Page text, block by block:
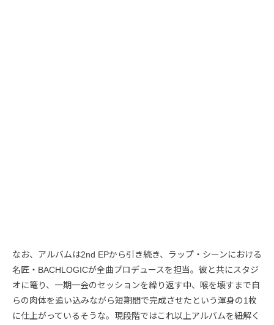
なお、アルバムは2nd EPから引き続き、ラップ・シーンにおける
名匠・BACHLOGICが全曲プロデュースを担当。彼と共にスタジ
オに篭り、一期一会のセッションを繰り返す中、喉を壊すまで自
らの肉体を追い込みながら短期間で完成させたという渾身の1枚
に仕上がっているそうな。現段階ではこれ以上アルバムを紐解く